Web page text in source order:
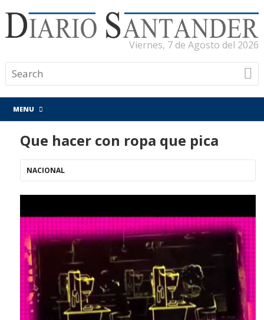
Viernes, 7 de Agosto del 2026
MENU
Que hacer con ropa que pica
NACIONAL